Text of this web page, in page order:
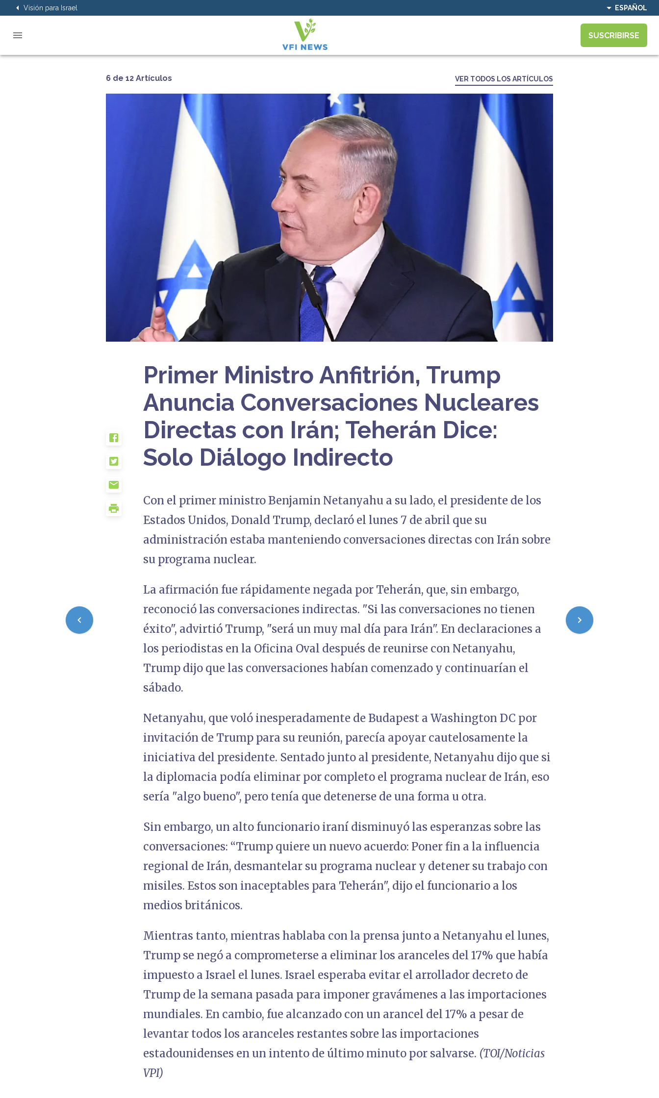
Visión para Israel ESPAÑOL
SUSCRIBIRSE
6 de 12 Artículos VER TODOS LOS ARTÍCULOS
Primer Ministro Anfitrión, Trump
Anuncia Conversaciones Nucleares
Directas con Irán; Teherán Dice:
Solo Diálogo Indirecto
Con el primer ministro Benjamin Netanyahu a su lado, el presidente de los
Estados Unidos, Donald Trump, declaró el lunes 7 de abril que su
administración estaba manteniendo conversaciones directas con Irán sobre
su programa nuclear.
La afirmación fue rápidamente negada por Teherán, que, sin embargo,
reconoció las conversaciones indirectas. "Si las conversaciones no tienen
éxito", advirtió Trump, "será un muy mal día para Irán". En declaraciones a
los periodistas en la Oficina Oval después de reunirse con Netanyahu,
Trump dijo que las conversaciones habían comenzado y continuarían el
sábado.
Netanyahu, que voló inesperadamente de Budapest a Washington DC por
invitación de Trump para su reunión, parecía apoyar cautelosamente la
iniciativa del presidente. Sentado junto al presidente, Netanyahu dijo que si
la diplomacia podía eliminar por completo el programa nuclear de Irán, eso
sería "algo bueno", pero tenía que detenerse de una forma u otra.
Sin embargo, un alto funcionario iraní disminuyó las esperanzas sobre las
conversaciones: “Trump quiere un nuevo acuerdo: Poner fin a la influencia
regional de Irán, desmantelar su programa nuclear y detener su trabajo con
misiles. Estos son inaceptables para Teherán", dijo el funcionario a los
medios británicos.
Mientras tanto, mientras hablaba con la prensa junto a Netanyahu el lunes,
Trump se negó a comprometerse a eliminar los aranceles del 17% que había
impuesto a Israel el lunes. Israel esperaba evitar el arrollador decreto de
Trump de la semana pasada para imponer gravámenes a las importaciones
mundiales. En cambio, fue alcanzado con un arancel del 17% a pesar de
levantar todos los aranceles restantes sobre las importaciones
estadounidenses en un intento de último minuto por salvarse. (TOI/Noticias
VPI)